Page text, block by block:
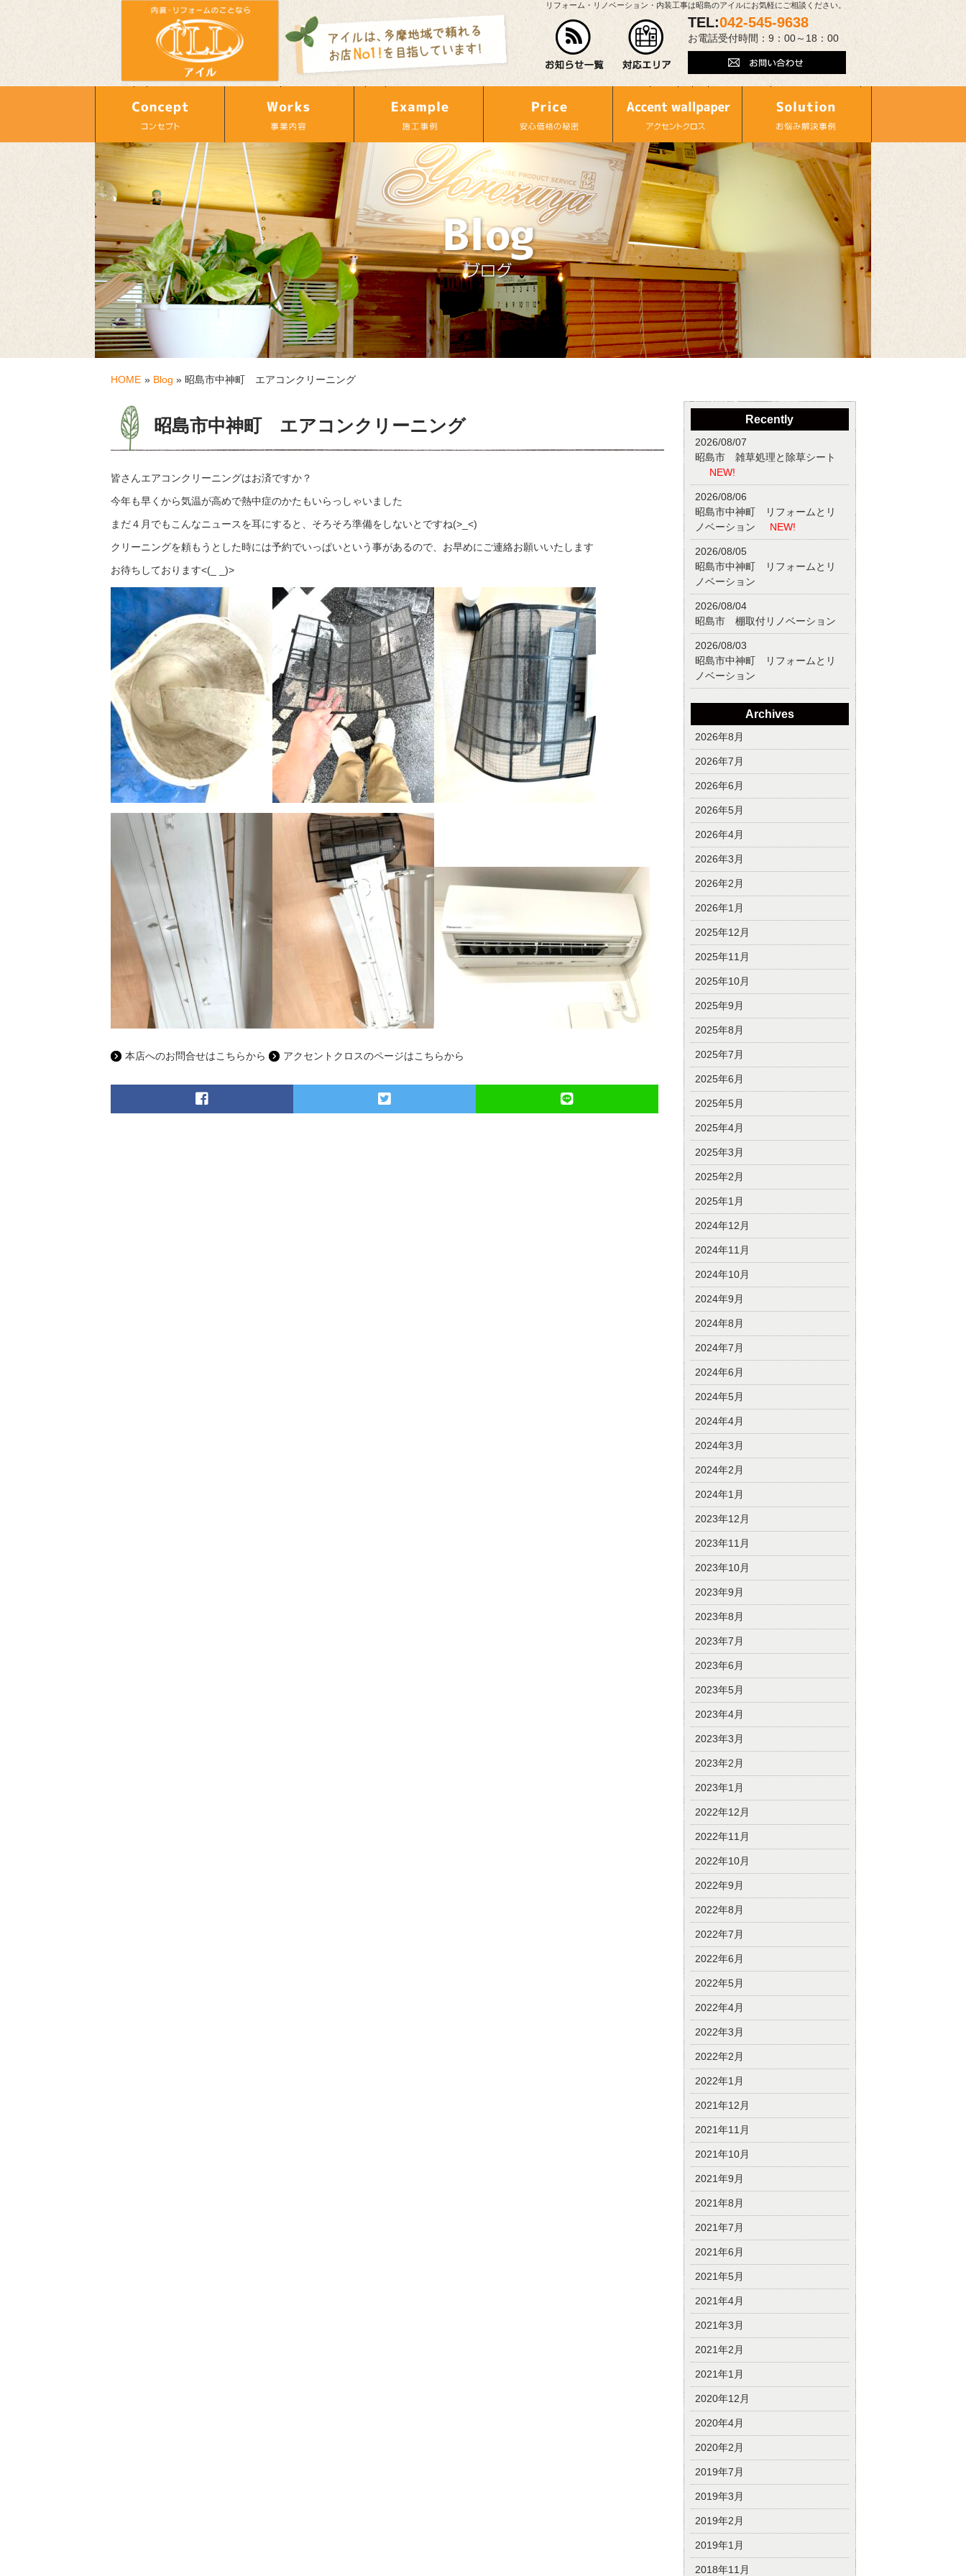
リフォーム・リノベーション・内装工事は昭島のアイルにお気軽にご相談ください。
TEL:042-545-9638
お電話受付時間：9：00～18：00
HOME » Blog » 昭島市中神町 エアコンクリーニング
昭島市中神町 エアコンクリーニング
皆さんエアコンクリーニングはお済ですか？
今年も早くから気温が高めで熱中症のかたもいらっしゃいました
まだ４月でもこんなニュースを耳にすると、そろそろ準備をしないとですね(>_<)
クリーニングを頼もうとした時には予約でいっぱいという事があるので、お早めにご連絡お願いいたします
お待ちしております<(_ _)>
本店へのお問合せはこちらから アクセントクロスのページはこちらから
Recently
2026/08/07
昭島市 雑草処理と除草シート
NEW!
2026/08/06
昭島市中神町 リフォームとリ
ノベーション
NEW!
2026/08/05
昭島市中神町 リフォームとリ
ノベーション
2026/08/04
昭島市 棚取付リノベーション
2026/08/03
昭島市中神町 リフォームとリ
ノベーション
Archives
2026年8月
2026年7月
2026年6月
2026年5月
2026年4月
2026年3月
2026年2月
2026年1月
2025年12月
2025年11月
2025年10月
2025年9月
2025年8月
2025年7月
2025年6月
2025年5月
2025年4月
2025年3月
2025年2月
2025年1月
2024年12月
2024年11月
2024年10月
2024年9月
2024年8月
2024年7月
2024年6月
2024年5月
2024年4月
2024年3月
2024年2月
2024年1月
2023年12月
2023年11月
2023年10月
2023年9月
2023年8月
2023年7月
2023年6月
2023年5月
2023年4月
2023年3月
2023年2月
2023年1月
2022年12月
2022年11月
2022年10月
2022年9月
2022年8月
2022年7月
2022年6月
2022年5月
2022年4月
2022年3月
2022年2月
2022年1月
2021年12月
2021年11月
2021年10月
2021年9月
2021年8月
2021年7月
2021年6月
2021年5月
2021年4月
2021年3月
2021年2月
2021年1月
2020年12月
2020年4月
2020年2月
2019年7月
2019年3月
2019年2月
2019年1月
2018年11月